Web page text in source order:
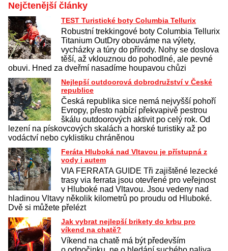
Nejčtenější články
TEST Turistické boty Columbia Tellurix
Robustní trekkingové boty Columbia Tellurix
Titanium OutDry obouváme na výlety,
vycházky a túry do přírody. Nohy se doslova
těší, až vklouznou do pohodlné, ale pevné
obuvi. Hned za dveřmí nasadíme houpavou chůzi
Nejlepší outdoorová dobrodružství v České
republice
Česká republika sice nemá nejvyšší pohoří
Evropy, přesto nabízí překvapivě pestrou
škálu outdoorových aktivit po celý rok. Od
lezení na pískovcových skalách a horské turistiky až po
vodáctví nebo cyklistiku chráněnou
Feráta Hluboká nad Vltavou je přístupná z
vody i autem
VIA FERRATA GUIDE Tři zajištěné lezecké
trasy via ferrata jsou otevřené pro veřejnost
v Hluboké nad Vltavou. Jsou vedeny nad
hladinou Vltavy několik kilometrů po proudu od Hluboké.
Dvě si můžete přelézt
Jak vybrat nejlepší brikety do krbu pro
víkend na chatě?
Víkend na chatě má být především